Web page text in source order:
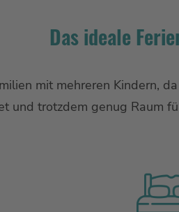
Das ideale
mit mehreren Kindern,
und trotzdem genug Raum